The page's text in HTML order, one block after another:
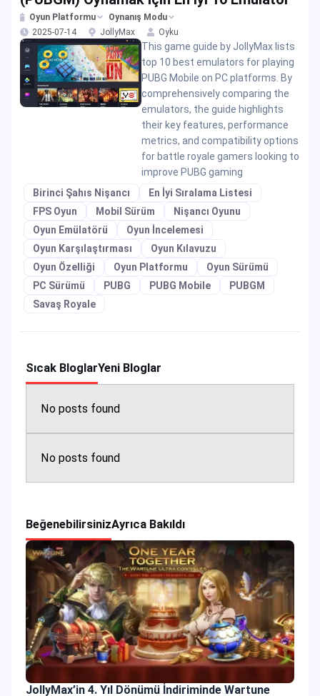
Oyun Platformu
Oynanış Modu
2025-07-14
JollyMax Oyku
This game guide by JollyMax lists
top 10 best emulators for playing
PUBG Mobile on PC platforms. By
comprehensively comparing the
emulators, the guide highlights
their key features, performance
metrics, and compatibility options
for battle royale gamers looking to
improve PUBG gaming
Birinci Şahıs Nişancı
En İyi Sıralama Listesi
FPS Oyun
Mobil Sürüm
Nişancı Oyunu
Oyun Emülatörü
Oyun İncelemesi
Oyun Karşılaştırması
Oyun Kılavuzu
Oyun Özelliği
Oyun Platformu
Oyun Sürümü
PC Sürümü
PUBG PUBG Mobile
PUBGM
Savaş Royale
Sıcak BloglarYeni Bloglar
No posts found
No posts found
BeğenebilirsinizAyrıca Bakıldı
JollyMax’in 4. Yıl Dönümü İndiriminde Wartune